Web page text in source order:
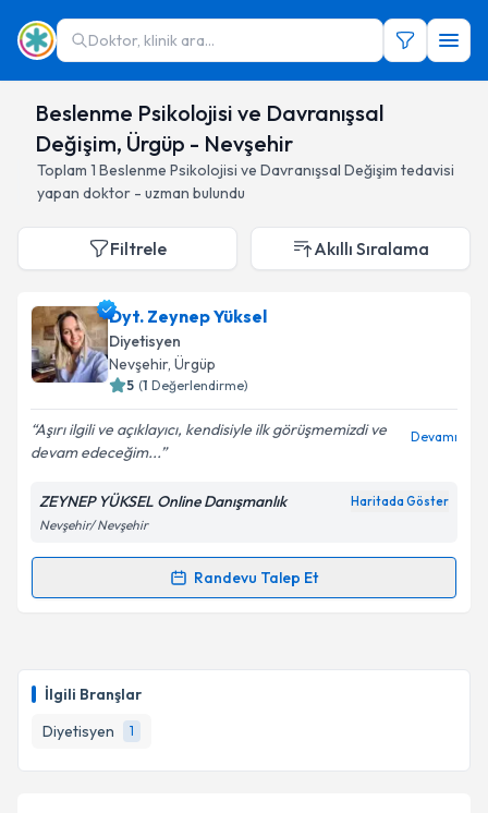
Doktor, klinik ara...
Beslenme Psikolojisi ve Davranışsal
Değişim, Ürgüp - Nevşehir
Toplam 1 Beslenme Psikolojisi ve Davranışsal Değişim tedavisi
yapan doktor - uzman bulundu
İlgili Branşlar
Diyetisyen
1
Filtrele Akıllı Sıralama
Dyt. Zeynep Yüksel
Diyetisyen
Nevşehir, Ürgüp
5 (1 Değerlendirme)
Aşırı ilgili ve açıklayıcı, kendisiyle ilk görüşmemizdi ve
devam edeceğim...
Devamı
ZEYNEP YÜKSEL Online Danışmanlık Haritada Göster
Nevşehir/ Nevşehir
Randevu Talep Et
Randevu Takvimi Talebi
takvim hazırlandığında e-posta ile bilgilendireceğiz.
E-posta Adresiniz